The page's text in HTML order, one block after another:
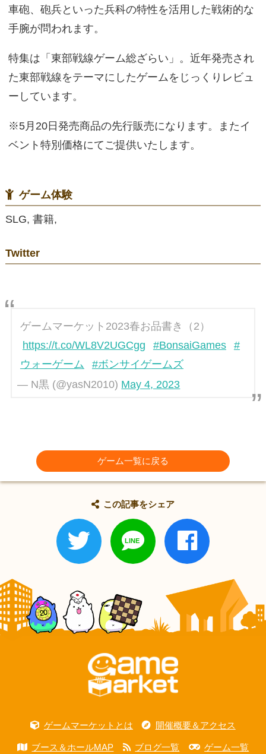
車砲、砲兵といった兵科の特性を活用した戦術的な
手腕が問われます。
特集は「東部戦線ゲーム総ざらい」。近年発売され
た東部戦線をテーマにしたゲームをじっくりレビュ
ーしています。
※5月20日発売商品の先行販売になります。またイ
ベント特別価格にてご提供いたします。
ゲーム体験
SLG, 書籍,
Twitter
ゲームマーケット2023春お品書き（2）
https://t.co/WL8V2UGCgg
#BonsaiGames
#
ウォーゲーム
#ボンサイゲームズ
— N黒 (@yasN2010) May 4, 2023
ゲーム一覧に戻る
この記事をシェア
ゲームマーケットとは 開催概要＆アクセス
ブース＆ホールMAP ブログ一覧 ゲーム一覧